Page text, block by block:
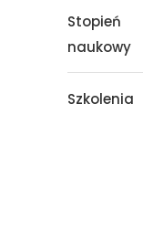
Stopień
naukowy
Szkolenia